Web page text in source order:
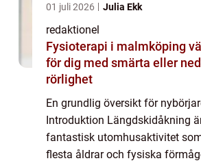
01 juli 2026 Julia Ekk
redaktionel
Fysioterapi i malmköping vägledning
för dig med smärta eller
rörlighet
En grundlig översikt för
Introduktion Längdskidåkning
fantastisk utomhusaktivitet
flesta åldrar och fysiska